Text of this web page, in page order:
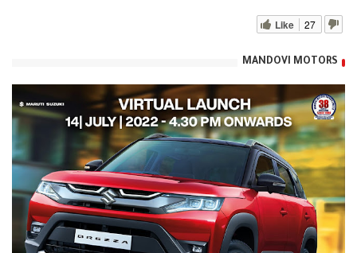
Like 27
MANDOVI MOTORS